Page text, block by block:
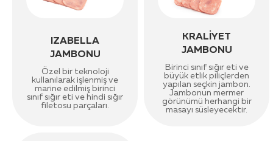
IZABELLA
JAMBONU
Özel bir teknoloji
kullanılarak işlenmiş ve
marine edilmiş birinci
sınıf sığır eti ve hindi sığır
filetosu parçaları.
KRALİYET
JAMBONU
Birinci sınıf sığır eti ve
büyük etlik piliçlerden
yapılan seçkin jambon.
Jambonun mermer
görünümü herhangi bir
masayı süsleyecektir.